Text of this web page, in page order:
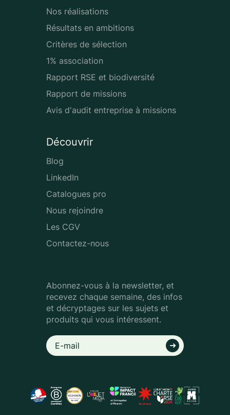
Nos réalisations
Résultats en ambitions
Critères de sélection
1% association
Rapport RSE et biodiversité
Rapport de missions
Avis d'audit entreprise à missions
Découvrir
Blog
LinkedIn
Catalogues pro
Nous rejoindre
Les CGV
Contactez-nous
Abonnez-vous à la newsletter, et
recevez chaque semaine, des infos
et décryptages sur les sujets et
produits qui vous intéressent.